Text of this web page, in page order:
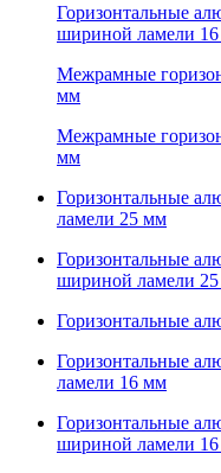
Горизонтальные
шириной ламели
Межрамные
мм
Межрамные
мм
Горизонтальные
ламели 25 мм
Горизонтальные
шириной ламели
Горизонтальные
Горизонтальные
ламели 16 мм
Горизонтальные
шириной ламели